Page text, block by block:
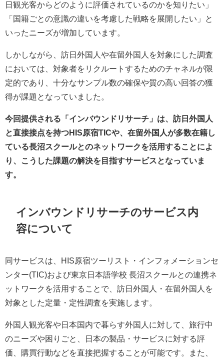
日観光客からどのように評価されているのかを知りたい」
「国籍ごとの意識の違いを考慮した戦略を展開したい」と
いったニーズが増加しています。
しかしながら、訪日外国人や在留外国人を対象にした調査
においては、対象者をリクルートするためのチャネルが限
定的であり、十分なサンプル数の確保や質の高い回答の獲
得が課題となっていました。
今回提供される「インバウンドリサーチ」は、訪日外国人
と直接接点を持つHIS原宿TICや、在留外国人が多数在籍し
ている長沼スクールとのネットワークを活用することによ
り、こうした課題の解決を目指すサービスとなっていま
す。
インバウンドリサーチのサービス内
容について
同サービスは、HIS原宿ツーリスト・インフォメーションセ
ンター(TIC)および東京日本語学校 長沼スクールとの連携ネ
ットワークを活用することで、訪日外国人・在留外国人を
対象とした定量・定性調査を実施します。
外国人観光客や日本国内で暮らす外国人に対して、旅行中
のニーズや困りごと、日本の製品・サービスに対する評
価、購買行動などを直接把握することが可能です。また、